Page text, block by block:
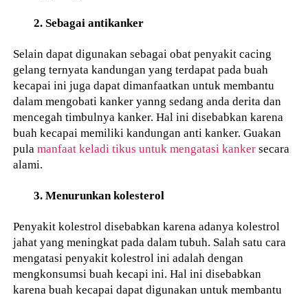
2. Sebagai antikanker
Selain dapat digunakan sebagai obat penyakit cacing
gelang ternyata kandungan yang terdapat pada buah
kecapai ini juga dapat dimanfaatkan untuk membantu
dalam mengobati kanker yanng sedang anda derita dan
mencegah timbulnya kanker. Hal ini disebabkan karena
buah kecapai memiliki kandungan anti kanker. Guakan
pulamanfaat keladi tikus untuk mengatasi kanker secara
alami.
3. Menurunkan kolesterol
Penyakit kolestrol disebabkan karena adanya kolestrol
jahat yang meningkat pada dalam tubuh. Salah satu cara
mengatasi penyakit kolestrol ini adalah dengan
mengkonsumsi buah kecapi ini. Hal ini disebabkan
karena buah kecapai dapat digunakan untuk membantu